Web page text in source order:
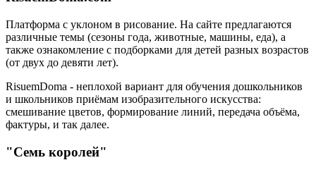
Платформа с уклоном в рисование. На сайте предлагаются
различные темы (сезоны года, животные, машины, еда), а
также ознакомление с подборками для детей разных возрастов
(от двух до девяти лет).
RisuemDoma - неплохой вариант для обучения дошкольников
и школьников приёмам изобразительного искусства:
смешивание цветов, формирование линий, передача объёма,
фактуры, и так далее.
"Семь королей"